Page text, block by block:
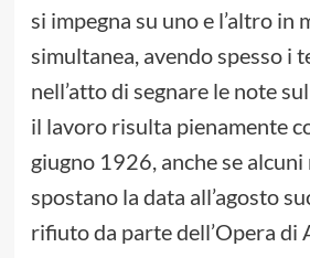
si impegna su uno e l’altro in
simultanea, avendo spesso i
nell’atto di segnare le note
il lavoro risulta pienamente
giugno 1926, anche se
spostano la data all’agosto
rifiuto da parte dell’Opera di